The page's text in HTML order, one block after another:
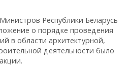
Республики Беларусь
о порядке проведения
в области архитектурной,
деятельности было